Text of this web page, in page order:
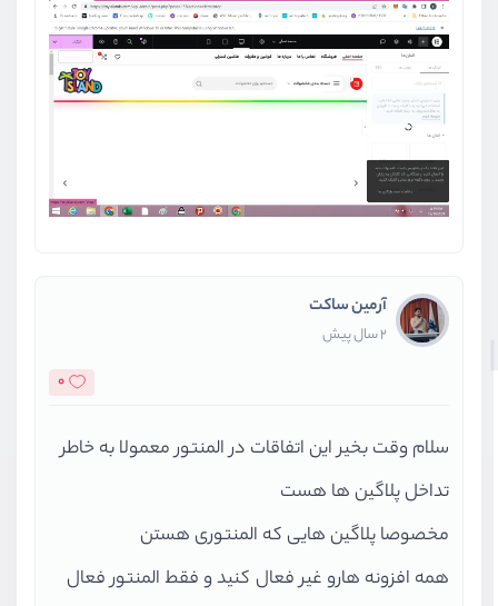
آرمین ساکت
2 سال پیش
0
سلام وقت بخیر این اتفاقات در المنتور معمولا به خاطر
تداخل پلاگین ها هست
مخصوصا پلاگین هایی که المنتوری هستن
همه افزونه هارو غیر فعال کنید و فقط المنتور فعال